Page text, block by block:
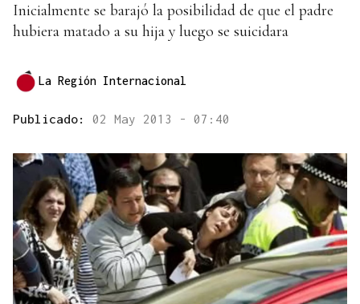
Inicialmente se barajó la posibilidad de que el padre
hubiera matado a su hija y luego se suicidara
La Región Internacional
Publicado: 02 May 2013 - 07:40